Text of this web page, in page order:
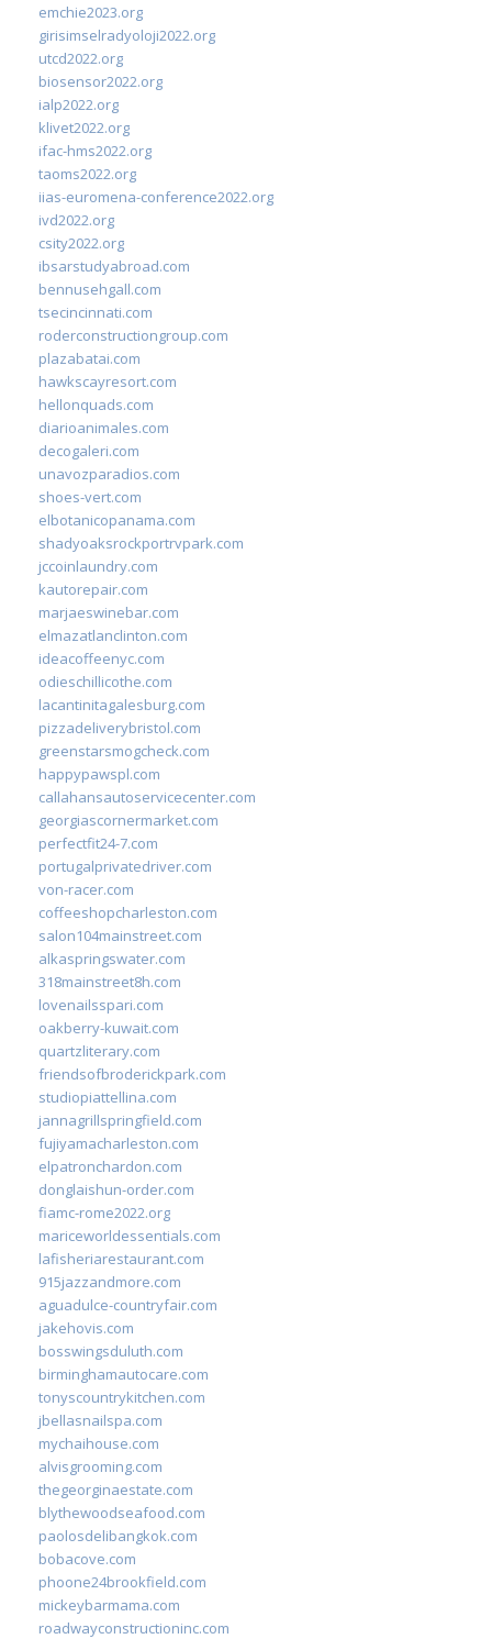
emchie2023.org
girisimselradyoloji2022.org
utcd2022.org
biosensor2022.org
ialp2022.org
klivet2022.org
ifac-hms2022.org
taoms2022.org
iias-euromena-conference2022.org
ivd2022.org
csity2022.org
ibsarstudyabroad.com
bennusehgall.com
tsecincinnati.com
roderconstructiongroup.com
plazabatai.com
hawkscayresort.com
hellonquads.com
diarioanimales.com
decogaleri.com
unavozparadios.com
shoes-vert.com
elbotanicopanama.com
shadyoaksrockportrvpark.com
jccoinlaundry.com
kautorepair.com
marjaeswinebar.com
elmazatlanclinton.com
ideacoffeenyc.com
odieschillicothe.com
lacantinitagalesburg.com
pizzadeliverybristol.com
greenstarsmogcheck.com
happypawspl.com
callahansautoservicecenter.com
georgiascornermarket.com
perfectfit24-7.com
portugalprivatedriver.com
von-racer.com
coffeeshopcharleston.com
salon104mainstreet.com
alkaspringswater.com
318mainstreet8h.com
lovenailsspari.com
oakberry-kuwait.com
quartzliterary.com
friendsofbroderickpark.com
studiopiattellina.com
jannagrillspringfield.com
fujiyamacharleston.com
elpatronchardon.com
donglaishun-order.com
fiamc-rome2022.org
mariceworldessentials.com
lafisheriarestaurant.com
915jazzandmore.com
aguadulce-countryfair.com
jakehovis.com
bosswingsduluth.com
birminghamautocare.com
tonyscountrykitchen.com
jbellasnailspa.com
mychaihouse.com
alvisgrooming.com
thegeorginaestate.com
blythewoodseafood.com
paolosdelibangkok.com
bobacove.com
phoone24brookfield.com
mickeybarmama.com
roadwayconstructioninc.com